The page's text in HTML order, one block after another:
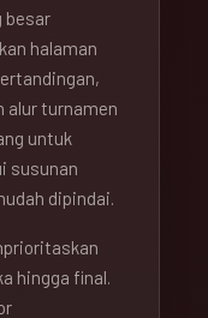
besar
halaman
alur turnamen
untuk
susunan
dipindai.
hingga final.